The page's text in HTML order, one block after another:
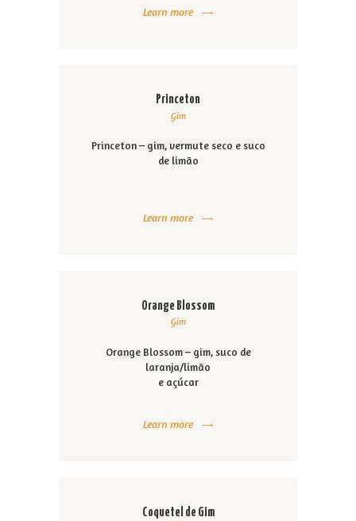
Learn more
Princeton
Gim
Princeton – gim, vermute seco e suco
de limão
Learn more
Orange Blossom
Gim
Orange Blossom – gim, suco de
laranja/limão
e açúcar
Learn more
Coquetel de Gim